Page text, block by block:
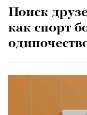
Поиск
как спорт